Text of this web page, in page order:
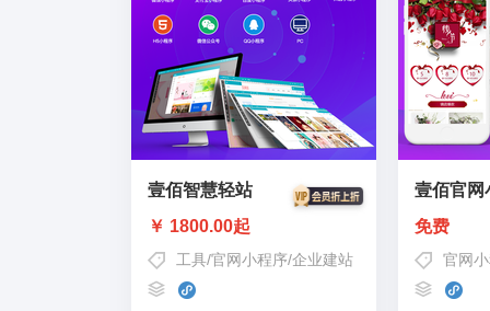
壹佰智慧轻站
￥ 1800.00起
工具/官网小程序/企业建站
壹佰官网
免费
官网